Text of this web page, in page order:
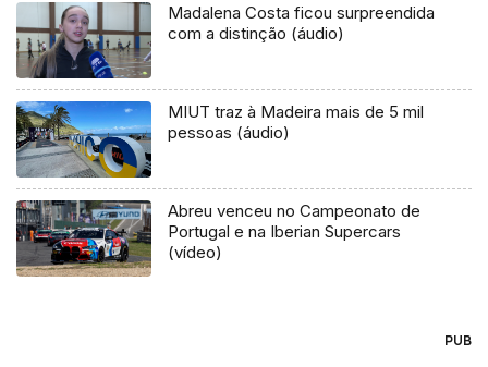
Madalena Costa ficou surpreendida
com a distinção (áudio)
MIUT traz à Madeira mais de 5 mil
pessoas (áudio)
Abreu venceu no Campeonato de
Portugal e na Iberian Supercars
(vídeo)
PUB